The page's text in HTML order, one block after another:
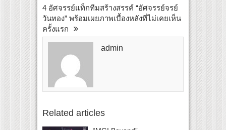
4 อัศจรรย์แท็กทีมสร้างสรรค์ “อัศจรรย์จรย์
วันทอง” พร้อมเผยภาพเบื้องหลังที่ไม่เคยเห็น
ครั้งแรก
admin
Related articles